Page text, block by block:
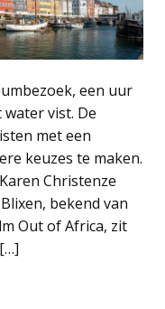
een uur
vist. De
met een
keuzes te maken.
Christenze
bekend van
Out of Africa, zit